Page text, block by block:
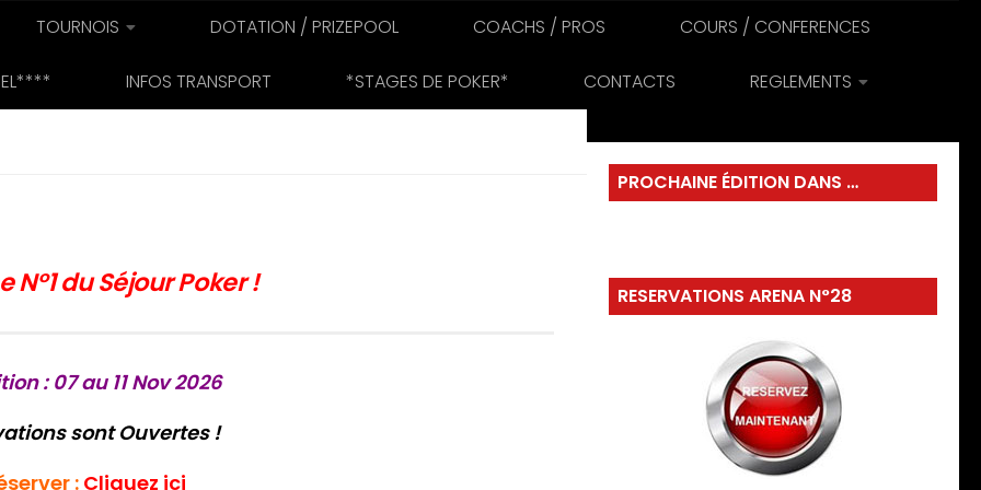
TOURNOIS DOTATION / PRIZEPOOL COACHS / PROS COURS / CONFERENCES
INFOS TRANSPORT *STAGES DE POKER* CONTACTS REGLEMENTS
N°1 du Séjour Poker !
: 07 au 11 Nov 2026
sont Ouvertes !
: Cliquez ici
PROCHAINE ÉDITION DANS …
RESERVATIONS ARENA N°28